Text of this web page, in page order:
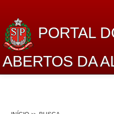
PORTAL
ABERTOS DA